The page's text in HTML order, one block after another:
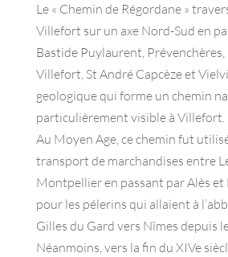
Le « Chemin de Régordane »
Villefort sur un axe Nord-Sud en
Bastide Puylaurent,
Villefort, St André Capcèze et
geologique qui forme un chemin
particulièrement visible à Villefort.
Au Moyen Age, ce chemin fut
transport de marchandises entre
Montpellier en passant par Alès et
pour les pélerins qui allaient à
Gilles du Gard vers Nîmes depuis
Néanmoins, vers la fin du XIVe